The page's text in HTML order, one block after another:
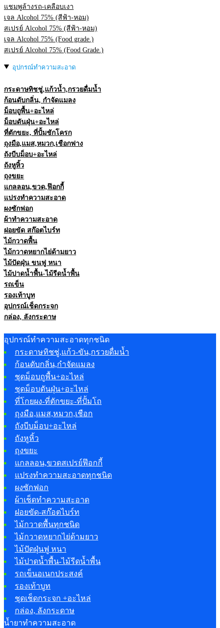
แชมพูล้างรถ-เคลือบเงา
เจล Alcohol 75% (สีฟ้า-หอม)
สเปรย์ Alcohol 75% (สีฟ้า-หอม)
เจล Alcohol 75% (Food grade.)
สเปรย์ Alcohol 75% (Food Grade.)
อุปกรณ์ทำความสะอาด
กระดาษทิชชู่,แก้วน้ำ,กรวยดื่มน้ำ
ก้อนดับกลิ่น, กำจัดแมลง
ม็อบถูพื้น+อะไหล่
ม็อบดันฝุ่น+อะไหล่
ที่ตักขยะ, ที่ปั้มชักโครก
ถุงมือ,แมส,หมวก,เชือกฟาง
ถังบีบม็อบ+อะไหล่
ถังหูหิ้ว
ถุงขยะ
แกลลอน,ขวด,ฟ๊อกกี้
แปรงทำความสะอาด
ผงซักฟอก
ผ้าทำความสะอาด
ฝอยขัด สก๊อตไบร์ท
ไม้กวาดพื้น
ไม้กวาดหยากไย่ด้ามยาว
ไม้ปัดฝุ่น ขนฟู หนา
ไม้ปาดน้ำพื้น-ไม้รีดน้ำพื้น
รถเข็น
รองเท้าบูท
อุปกรณ์เช็ดกระจก
กล่อง, ลังกระดาษ
อุปกรณ์ทำความสะอาดทุกชนิด
กระดาษทิชชู่,แก้ว-ขัน,กรวยดื่มน้ำ
ก้อนดับกลิ่น,กำจัดแมลง
ชุดม็อบถูพื้น+อะไหล่
ชุดม็อบดันฝุ่น+อะไหล่
ที่โกยผง-ที่ตักขยะ-ที่ปั้มโถ
ถุงมือ,แมส,หมวก,เชือก
ถังบีบม็อบ+อะไหล่
ถังหูหิ้ว
ถุงขยะ
แกลลอน,ขวดสเปรย์ฟ๊อกกี้
แปรงทำความสะอาดทุกชนิด
ผงซักฟอก
ผ้าเช็ดทำความสะอาด
ฝอยขัด-สก๊อตไบร์ท
ไม้กวาดพื้นทุกชนิด
ไม้กวาดหยากไย่ด้ามยาว
ไม้ปัดฝุ่นฟู หนา
ไม้ปาดน้ำพื้น-ไม้รีดน้ำพื้น
รถเข็นอเนกประสงค์
รองเท้าบูท
ชุดเช็ดกระจก +อะไหล่
กล่อง, ลังกระดาษ
น้ำยาทำความสะอาด